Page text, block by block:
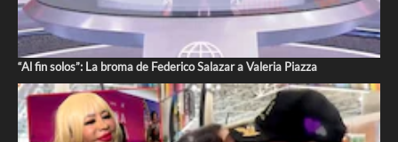
“Al fin solos”: La broma de Federico Salazar a Valeria Piazza